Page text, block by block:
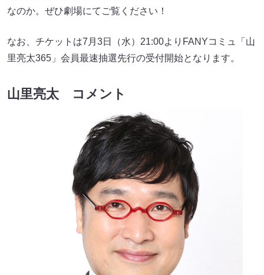
なのか。ぜひ劇場にてご覧ください！
なお、チケットは7月3日（水）21:00よりFANYコミュ「山
里亮太365」会員最速抽選先行の受付開始となります。
山里亮太 コメント